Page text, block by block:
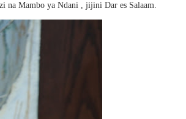
na Mambo ya Ndani , jijini Dar es Salaam.